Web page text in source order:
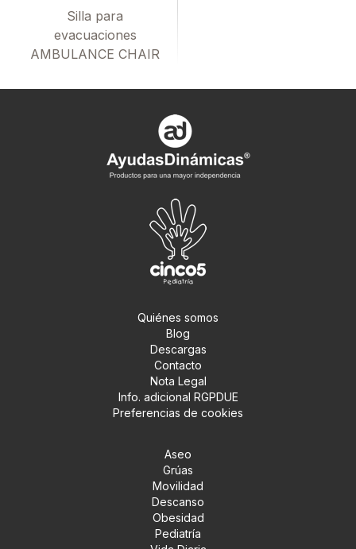
Silla para
evacuaciones
AMBULANCE CHAIR
Quiénes somos
Blog
Descargas
Contacto
Nota Legal
Info. adicional RGPDUE
Preferencias de cookies
Aseo
Grúas
Movilidad
Descanso
Obesidad
Pediatría